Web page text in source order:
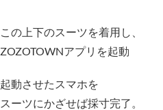
この上下のスーツを着用し、
ZOZOTOWNアプリを起動
起動させたスマホを
スーツにかざせば採寸完了。